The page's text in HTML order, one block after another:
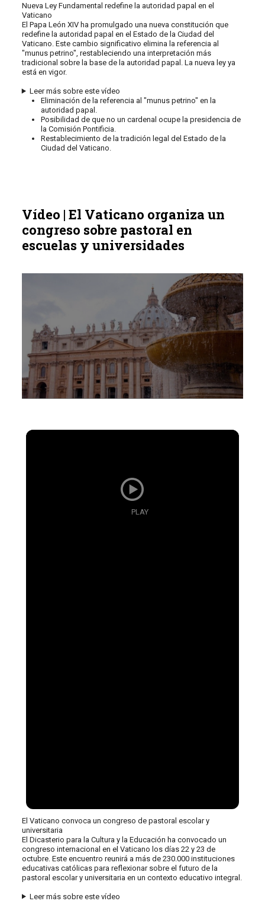
Nueva Ley Fundamental redefine la autoridad papal en el
Vaticano
El Papa León XIV ha promulgado una nueva constitución que
redefine la autoridad papal en el Estado de la Ciudad del
Vaticano. Este cambio significativo elimina la referencia al
"munus petrino", restableciendo una interpretación más
tradicional sobre la base de la autoridad papal. La nueva ley ya
está en vigor.
Leer más sobre este vídeo
Eliminación de la referencia al "munus petrino" en la
autoridad papal.
Posibilidad de que no un cardenal ocupe la presidencia de
la Comisión Pontificia.
Restablecimiento de la tradición legal del Estado de la
Ciudad del Vaticano.
Vídeo | El Vaticano organiza un
congreso sobre pastoral en
escuelas y universidades
El Vaticano convoca un congreso de pastoral escolar y
universitaria
El Dicasterio para la Cultura y la Educación ha convocado un
congreso internacional en el Vaticano los días 22 y 23 de
octubre. Este encuentro reunirá a más de 230.000 instituciones
educativas católicas para reflexionar sobre el futuro de la
pastoral escolar y universitaria en un contexto educativo integral.
Leer más sobre este vídeo